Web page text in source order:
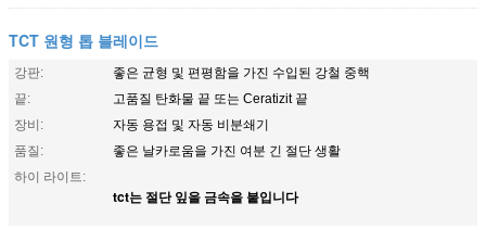
TCT 원형 톱 블레이드
강판:
좋은 균형 및 편평함을 가진 수입된 강철 중핵
끝:
고품질 탄화물 끝 또는 Ceratizit 끝
장비:
자동 용접 및 자동 비분쇄기
품질:
좋은 날카로움을 가진 여분 긴 절단 생활
하이 라이트:
tct는 절단 잎을 금속을 붙입니다